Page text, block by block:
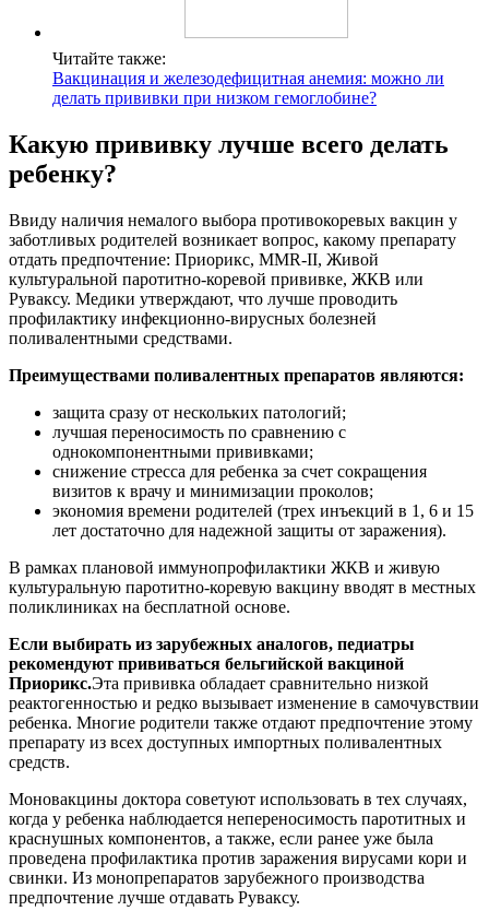
Читайте также:
Вакцинация и железодефицитная анемия: можно ли
делать прививки при низком гемоглобине?
Какую прививку лучше всего делать
ребенку?
Ввиду наличия немалого выбора противокоревых вакцин у
заботливых родителей возникает вопрос, какому препарату
отдать предпочтение: Приорикс, ММR-II, Живой
культуральной паротитно-коревой прививке, ЖКВ или
Руваксу. Медики утверждают, что лучше проводить
профилактику инфекционно-вирусных болезней
поливалентными средствами.
Преимуществами поливалентных препаратов являются:
защита сразу от нескольких патологий;
лучшая переносимость по сравнению с
однокомпонентными прививками;
снижение стресса для ребенка за счет сокращения
визитов к врачу и минимизации проколов;
экономия времени родителей (трех инъекций в 1, 6 и 15
лет достаточно для надежной защиты от заражения).
В рамках плановой иммунопрофилактики ЖКВ и живую
культуральную паротитно-коревую вакцину вводят в местных
поликлиниках на бесплатной основе.
Если выбирать из зарубежных аналогов, педиатры
рекомендуют прививаться бельгийской вакциной
Приорикс.Эта прививка обладает сравнительно низкой
реактогенностью и редко вызывает изменение в самочувствии
ребенка. Многие родители также отдают предпочтение этому
препарату из всех доступных импортных поливалентных
средств.
Моновакцины доктора советуют использовать в тех случаях,
когда у ребенка наблюдается непереносимость паротитных и
краснушных компонентов, а также, если ранее уже была
проведена профилактика против заражения вирусами кори и
свинки. Из монопрепаратов зарубежного производства
предпочтение лучше отдавать Руваксу.